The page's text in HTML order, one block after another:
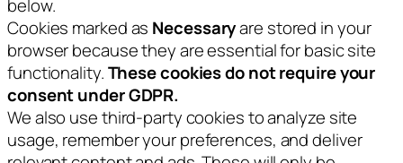
below.
Cookies marked as Necessaryare stored in your
browser because they are essential for basic site
functionality.These cookies do not require your
consent under GDPR.
We also use third-party cookies to analyze site
usage, remember your preferences, and deliver